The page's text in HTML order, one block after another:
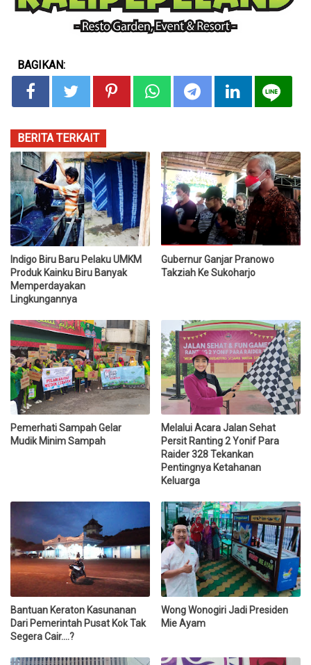
BAGIKAN:
BERITA TERKAIT
Indigo Biru Baru Pelaku UMKM
Produk Kainku Biru Banyak
Memperdayakan
Lingkungannya
Gubernur Ganjar Pranowo
Takziah Ke Sukoharjo
Pemerhati Sampah Gelar
Mudik Minim Sampah
Melalui Acara Jalan Sehat
Persit Ranting 2 Yonif Para
Raider 328 Tekankan
Pentingnya Ketahanan
Keluarga
Bantuan Keraton Kasunanan
Dari Pemerintah Pusat Kok Tak
Segera Cair....?
Wong Wonogiri Jadi Presiden
Mie Ayam